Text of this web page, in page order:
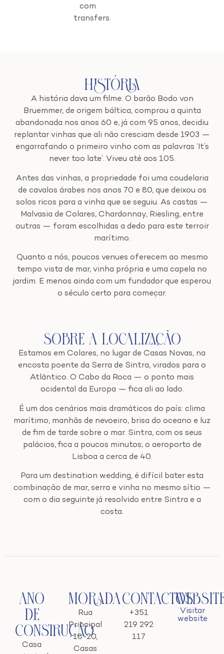
com
transfers.
História
A história dava um filme. O barão Bodo von
Bruemmer, de origem báltica, comprou a quinta
abandonada nos anos 60 e, já com 95 anos, decidiu
replantar vinhas que ali não cresciam desde 1903 —
engarrafando o primeiro vinho com as palavras ‘It’s
never too late’. Viveu até aos 105.
Antes das vinhas, a propriedade foi uma coudelaria
de cavalos árabes nos anos 70 e 80, que deixou os
solos ricos para a vinha que se seguiu. As castas —
Malvasia de Colares, Chardonnay, Riesling, entre
outras — foram escolhidas a dedo para este terroir
marítimo.
Quanto a nós, poucos venues oferecem ao mesmo
tempo vista de mar, vinha própria e uma capela no
jardim. E menos ainda com um fundador que esperou
o século certo para começar.
Sobre a Localização
Estamos em Colares, no lugar de Casas Novas, na
encosta poente da Serra de Sintra, virados para o
Atlântico. O Cabo da Roca — o ponto mais
ocidental da Europa — fica ali ao lado.
É um dos cenários mais dramáticos do país: clima
marítimo, manhãs de nevoeiro, brisa do oceano e luz
de fim de tarde sobre o mar. Sintra, com os seus
palácios, fica a poucos minutos; o aeroporto de
Lisboa a cerca de 40.
Para um destination wedding, é difícil bater esta
combinação de mar, serra e vinha no mesmo sítio —
com o dia seguinte já resolvido entre Sintra e a
costa.
Ano
de
Construção
Casa
Morada
Rua
Principal
18-20,
Casas
Contactos
+351
219 292
117
Visitar
website